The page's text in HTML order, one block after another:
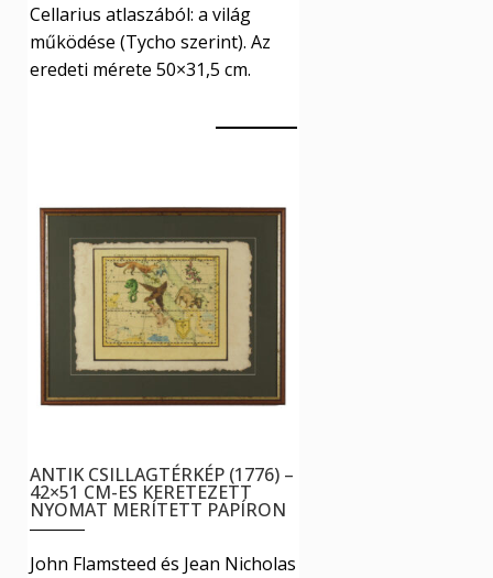
Cellarius atlaszából: a világ
működése (Tycho szerint). Az
eredeti mérete 50×31,5 cm.
több
variációja
van.
A
változatok
a
választhatók
ANTIK CSILLAGTÉRKÉP (1776) –
42×51 CM-ES KERETEZETT
NYOMAT MERÍTETT PAPÍRON
John Flamsteed és Jean Nicholas